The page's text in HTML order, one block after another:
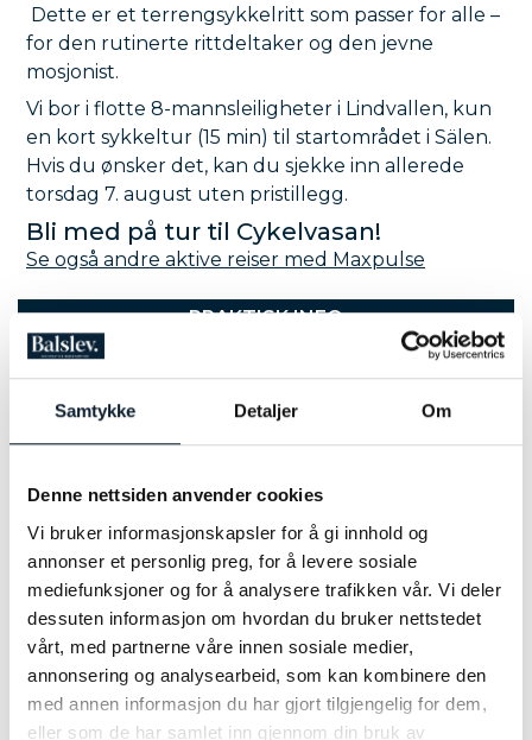
Samtykke Detaljer Om
Denne nettsiden anvender cookies
Vi bruker informasjonskapsler for å gi innhold og
annonser et personlig preg, for å levere sosiale
mediefunksjoner og for å analysere trafikken vår. Vi deler
dessuten informasjon om hvordan du bruker nettstedet
vårt, med partnerne våre innen sosiale medier,
annonsering og analysearbeid, som kan kombinere den
med annen informasjon du har gjort tilgjengelig for dem,
eller som de har samlet inn gjennom din bruk av
Dette er et terrengsykkelritt som passer for alle –
for den rutinerte rittdeltaker og den jevne
mosjonist.
Vi bor i flotte 8-mannsleiligheter i Lindvallen, kun
en kort sykkeltur (15 min) til startområdet i Sälen.
Hvis du ønsker det, kan du sjekke inn allerede
torsdag 7. august uten pristillegg.
Bli med på tur til Cykelvasan!
Se også andre aktive reiser med Maxpulse
PRAKTISK INFO
Lenke til busstransport Mora-Sälen:
Vasaloppet -
SE FILM